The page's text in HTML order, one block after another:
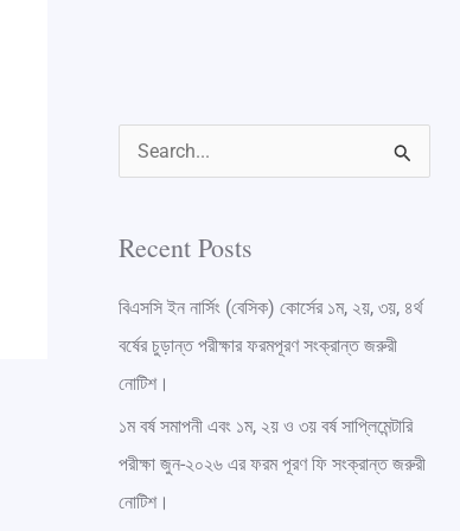
c
h
f
o
r
:
Recent Posts
বিএসসি ইন নার্সিং (বেসিক) কোর্সের ১ম, ২য়, ৩য়, ৪র্থ
বর্ষের চুড়ান্ত পরীক্ষার ফরমপূরণ সংক্রান্ত জরুরী
নোটিশ।
১ম বর্ষ সমাপনী এবং ১ম, ২য় ও ৩য় বর্ষ সাপ্লিমেন্টারি
পরীক্ষা জুন-২০২৬ এর ফরম পূরণ ফি সংক্রান্ত জরুরী
নোটিশ।